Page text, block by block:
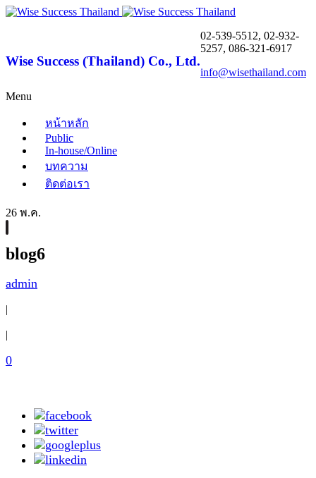
Wise Success (Thailand) Co., Ltd.
02-539-5512, 02-932-
5257, 086-321-6917
info@wisethailand.com
Menu
หน้าหลัก
Public
In-house/Online
บทความ
ติดต่อเรา
26 พ.ค.
blog6
admin
|
|
0